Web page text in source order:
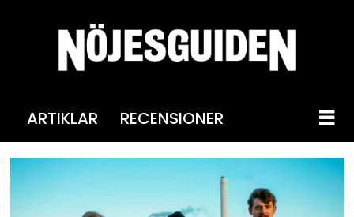
ARTIKLAR RECENSIONER